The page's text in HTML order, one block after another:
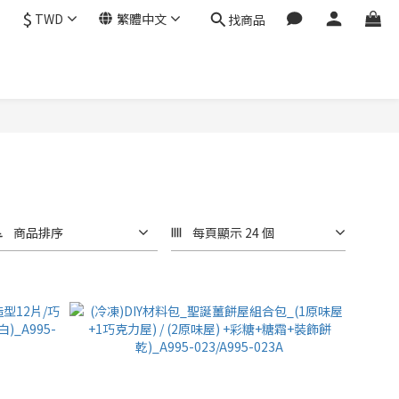
$ TWD 繁體中文 找商品
商品排序 每頁顯示 24 個